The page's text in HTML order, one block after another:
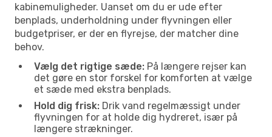
kabinemuligheder. Uanset om du er ude efter
benplads, underholdning under flyvningen eller
budgetpriser, er der en flyrejse, der matcher dine
behov.
Vælg det rigtige sæde: På længere rejser kan
det gøre en stor forskel for komforten at vælge
et sæde med ekstra benplads.
Hold dig frisk: Drik vand regelmæssigt under
flyvningen for at holde dig hydreret, især på
længere strækninger.